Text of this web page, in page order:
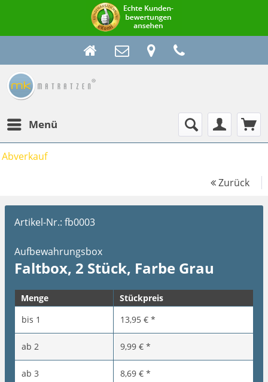
Menü
Abverkauf
Zurück
Artikel-Nr.: fb0003
Aufbewahrungsbox
Faltbox, 2 Stück, Farbe Grau
Menge
Stückpreis
bis 1 13,95 € *
ab 2 9,99 € *
ab 3 8,69 € *